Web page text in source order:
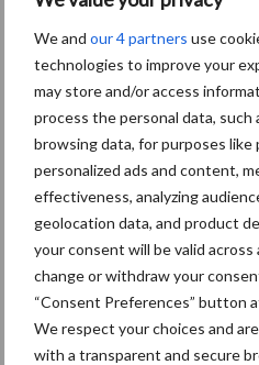
We and our 4 partners use
technologies to improve your
may store and/or access
process the personal data, such
browsing data, for purposes like
personalized ads and content,
effectiveness, analyzing
geolocation data, and product
your consent will be valid across
change or withdraw your
“Consent Preferences” button
We respect your choices and
with a transparent and secure
Themapagina's
Bemesting Gewas &
Balenwikkel- en
persmachines